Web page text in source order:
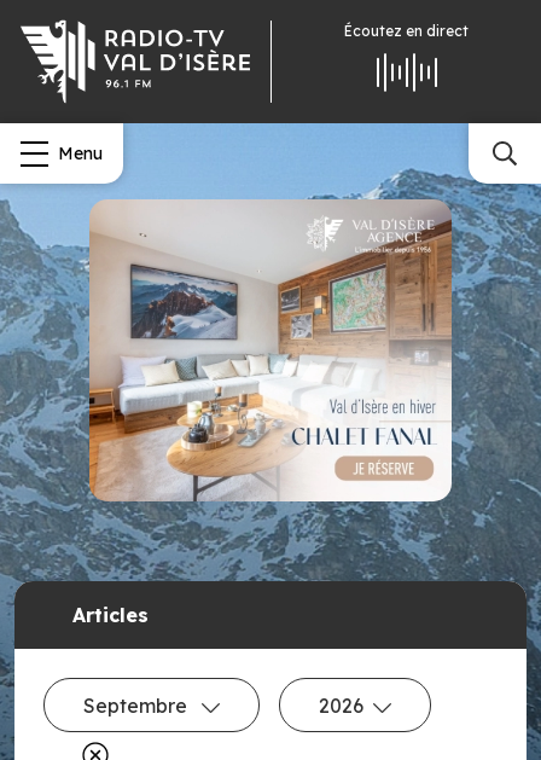
Écoutez en direct
Menu
Articles
Septembre 2026